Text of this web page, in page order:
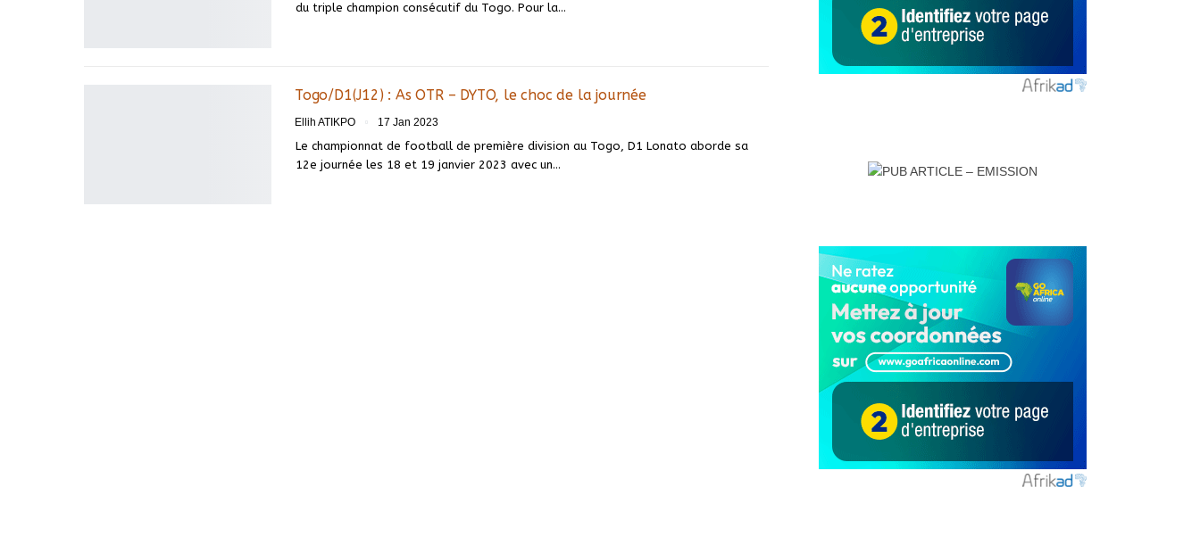
du triple champion consécutif du Togo. Pour la…
Togo/D1(J12) : As OTR – DYTO, le choc de la journée
Ellih ATIKPO 17 Jan 2023
Le championnat de football de première division au Togo, D1 Lonato aborde sa
12e journée les 18 et 19 janvier 2023 avec un…